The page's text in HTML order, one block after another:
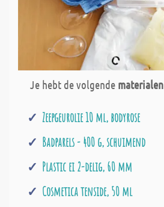
Je hebt de volgende materialen
Zeepgeurolie 10 ml, bodyrose
Badparels - 400 g, schuimend
Plastic ei 2-delig, 60 mm
Cosmetica tenside, 50 ml